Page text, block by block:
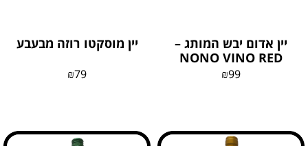
יין אדום יבש המותג –
NONO VINO RED
₪99
יין מוסקטו רוזה מבעבע
₪79